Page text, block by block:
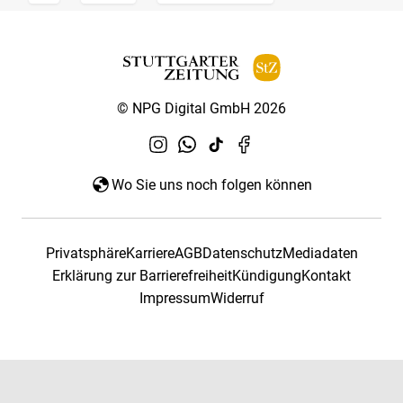
© NPG Digital GmbH 2026
Wo Sie uns noch folgen können
PrivatsphäreKarriereAGBDatenschutzMediadaten
Erklärung zur BarrierefreiheitKündigungKontakt
ImpressumWiderruf